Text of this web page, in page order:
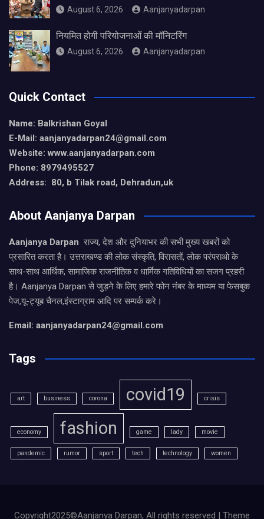
August 6, 2026 Aanjanyadarpan
नियमित होगी परियोजनाओं की मॉनिटरिंग
August 6, 2026 Aanjanyadarpan
Quick Contact
Name: Balkrishan Goyal
E-Mail: aanjanyadarpan24@gmail.com
Website: www.aanjanyadarpan.com
Phone: 8979495527
Address: 80, b Tilak road, Dehradun,uk
About Aanjanya Darpan
Aanjanya Darpan राज्य, देश और दुनियाभर की सभी मुख्य खबरों को
प्रसारित करता है। उत्तराखण्ड की लोक संस्कृति, विरासतों, लोक परंपराओ के
साथ-साथ आर्थिक, सामाजिक राजनीतिक व धार्मिक गतिविधियों का सजग प्रहरी
है। Aanjanya Darpan से जुड़ने के लिए हमारे फोन नंबर के माध्यम या फेसबुक
पेज,यू-ट्यूब चैनल,इंस्टाग्राम आदि पर सम्पर्क करे।
Email: aanjanyadarpan24@gmail.com
Tags
art business corona covid19 crisis
economy fashion game lady movie
pandemic rumor sport tech technology women
Copyright2025©Aanjanya Darpan, All rights reserved | Theme